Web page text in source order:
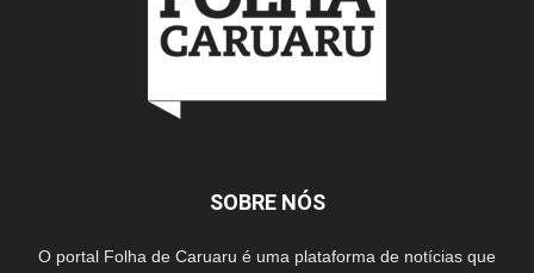
SOBRE NÓS
O portal Folha de Caruaru é uma plataforma de notícias que